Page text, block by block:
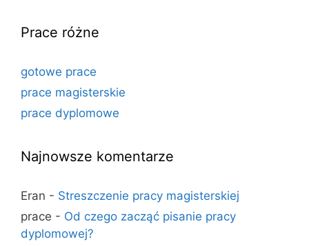
Prace różne
gotowe prace
prace magisterskie
prace dyplomowe
Najnowsze komentarze
Eran - Streszczenie pracy magisterskiej
prace - Od czego zacząć pisanie pracy
dyplomowej?